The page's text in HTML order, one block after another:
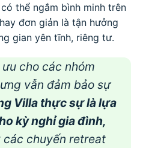
thể ngắm bình minh trên
đơn giản là tận hưởng
gian yên tĩnh, riêng tư.
cho các nhóm
vẫn đảm bảo sự
Villa thực sự là lựa
kỳ nghỉ gia đình,
các chuyến retreat